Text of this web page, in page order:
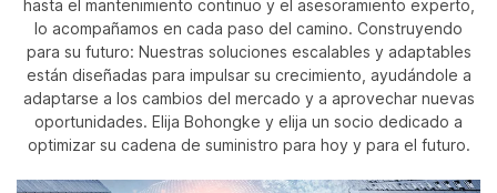
hasta el mantenimiento continuo y el asesoramiento experto,
lo acompañamos en cada paso del camino. Construyendo
para su futuro: Nuestras soluciones escalables y adaptables
están diseñadas para impulsar su crecimiento, ayudándole a
adaptarse a los cambios del mercado y a aprovechar nuevas
oportunidades. Elija Bohongke y elija un socio dedicado a
optimizar su cadena de suministro para hoy y para el futuro.